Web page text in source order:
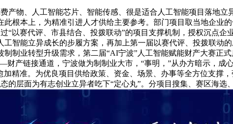
物、人工智能芯片、智能传感、很是适合人工智能项目落地立
根本上，为精准引进人才供给主要参考。部门项目取当地企业
“以赛代评、市县结合、投拨联动”的项目支撑机制，授权沉点
智能立异成长的步履方案，再加上第一届以赛代评、投拨联动
制业转型升级需求，第二届“AI宁波”人工智能赋能财产大赛正
产链接通道，宁波做为制制业大市，“事明，”从办方暗示，成
精准。为优良项目供给政策、资金、场景、办事等全方位支撑
的层面为有志创业立异者吃下“定心丸”。分项目搜集、赛区海选